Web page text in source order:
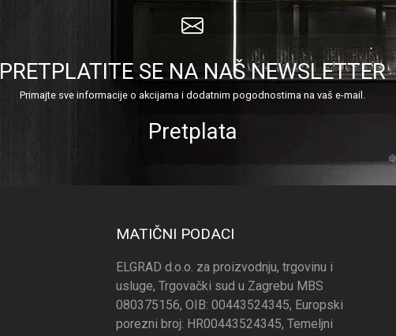
PRETPLATITE SE NA NAŠ NEWSLETTER
Primajte sve informacije o akcijama i dodatnim pogodnostima na vaš e-mail.
Pretplata
MATIČNI PODACI
ELGRAD d.o.o. za proizvodnju, trgovinu i
usluge, Trgovački sud u Zagrebu MBS
080375156, OIB: 00443524345, Europski
porezni broj: HR00443524345, Temeljni